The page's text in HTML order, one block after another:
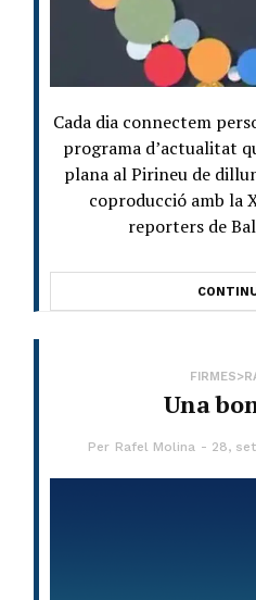
Cada dia connectem
programa d’actualitat
plana al Pirineu de
coproducció amb la
reporters de
Una
Per Rafel Molina 28,